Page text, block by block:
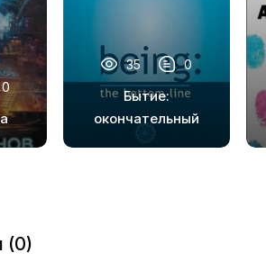
0
35 0
Бытие:
окончательный
итог
(0)